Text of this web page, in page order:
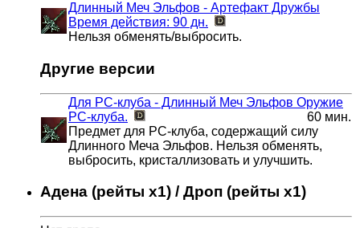
Длинный Меч Эльфов - Артефакт Дружбы
Время действия: 90 дн.
Нельзя обменять/выбросить.
Другие версии
Для РС-клуба - Длинный Меч Эльфов Оружие
РС-клуба.
60 мин.
Предмет для РС-клуба, содержащий силу
Длинного Меча Эльфов. Нельзя обменять,
выбросить, кристаллизовать и улучшить.
Адена (рейты x1) / Дроп (рейты x1)